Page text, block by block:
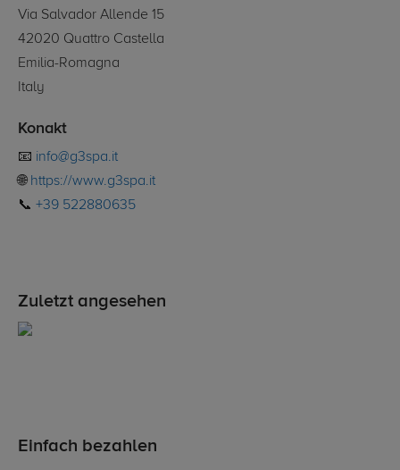
Via Salvador Allende 15
42020 Quattro Castella
Emilia-Romagna
Italy
Konakt
📧 info@g3spa.it
🌐 https://www.g3spa.it
📞 +39 522880635
Zuletzt angesehen
Einfach bezahlen